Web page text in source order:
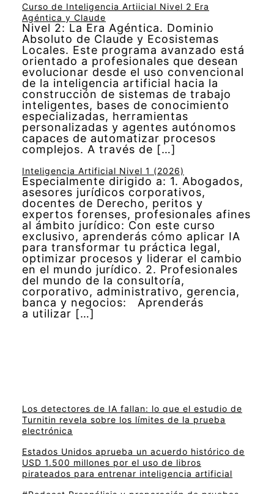
Curso de Inteligencia Artiicial Nivel 2 Era
Agéntica y Claude
Nivel 2: La Era Agéntica. Dominio
Absoluto de Claude y Ecosistemas
Locales. Este programa avanzado está
orientado a profesionales que desean
evolucionar desde el uso convencional
de la inteligencia artificial hacia la
construcción de sistemas de trabajo
inteligentes, bases de conocimiento
especializadas, herramientas
personalizadas y agentes autónomos
capaces de automatizar procesos
complejos. A través de […]
Inteligencia Artificial Nivel 1 (2026)
Especialmente dirigido a: 1. Abogados,
asesores jurídicos corporativos,
docentes de Derecho, peritos y
expertos forenses, profesionales afines
al ámbito jurídico: Con este curso
exclusivo, aprenderás cómo aplicar IA
para transformar tu práctica legal,
optimizar procesos y liderar el cambio
en el mundo jurídico. 2. Profesionales
del mundo de la consultoría,
corporativo, administrativo, gerencia,
banca y negocios: Aprenderás
a utilizar […]
Los detectores de IA fallan: lo que el estudio de
Turnitin revela sobre los límites de la prueba
electrónica
Estados Unidos aprueba un acuerdo histórico de
USD 1.500 millones por el uso de libros
pirateados para entrenar inteligencia artificial